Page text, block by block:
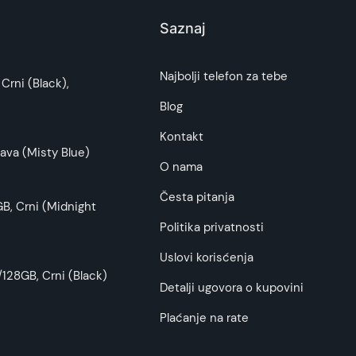
izgled svog telefona i istovremeno mu pružite
od vaših potreba i preferencija. Pored ovog
što tačnije i detaljnije ali ne može da
(Black),
(Misty Blue)
Crni (Midnight
Crni (Black)
Saznaj
Najbolji telefon za tebe
Blog
Kontakt
O nama
Česta pitanja
Politika privatnosti
Uslovi korisćenja
Detalji ugovora o kupovini
Plaćanje na rate